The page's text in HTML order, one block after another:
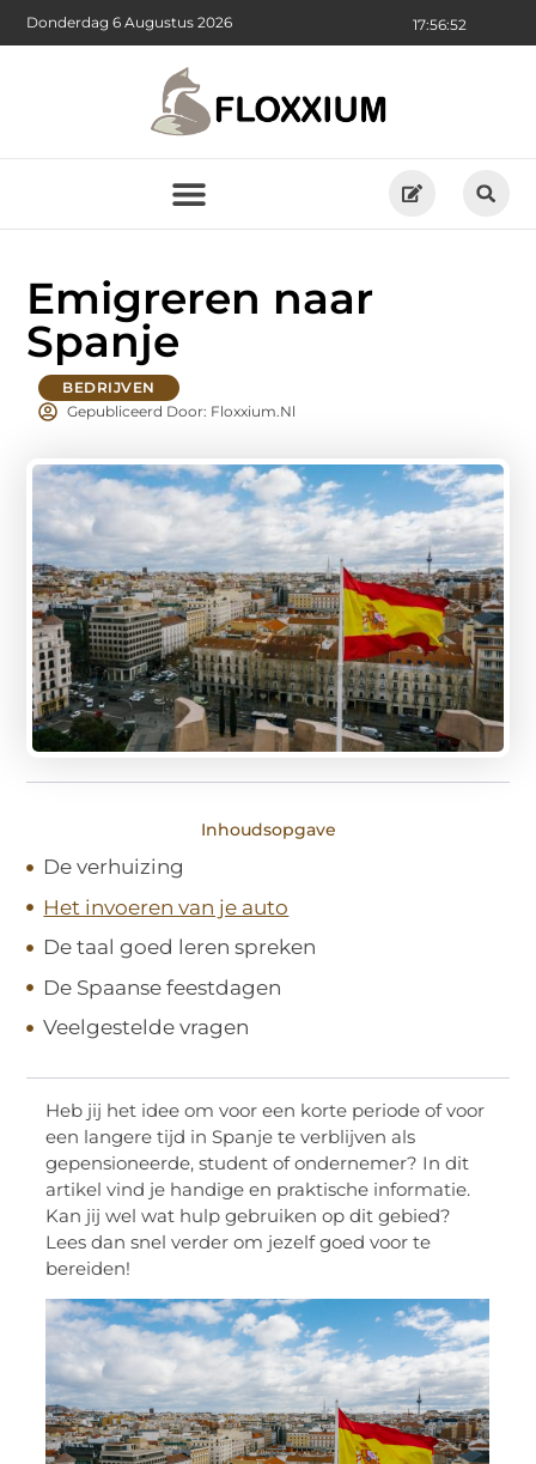
17:56:54
Donderdag 6 Augustus 2026
Emigreren naar
Spanje
BEDRIJVEN
Gepubliceerd Door: Floxxium.nl
Inhoudsopgave
De verhuizing
Het invoeren van je auto
De taal goed leren spreken
De Spaanse feestdagen
Veelgestelde vragen
Heb jij het idee om voor een korte periode of voor
een langere tijd in Spanje te verblijven als
gepensioneerde, student of ondernemer? In dit
artikel vind je handige en praktische informatie.
Kan jij wel wat hulp gebruiken op dit gebied?
Lees dan snel verder om jezelf goed voor te
bereiden!